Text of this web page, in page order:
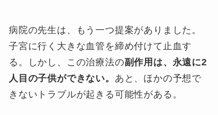
病院の先生は、もう一つ提案がありました。
子宮に行く大きな血管を締め付けて止血す
る。しかし、この治療法の副作用は、永遠に2
人目の子供ができない。 あと、ほかの予想で
きないトラブルが起きる可能性がある。